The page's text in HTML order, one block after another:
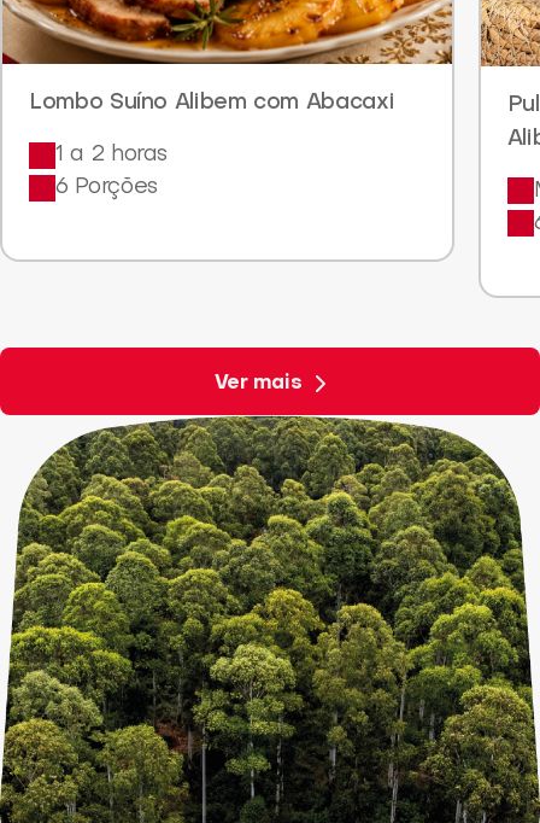
Lombo Suíno Alibem com Abacaxi
1 a 2 horas
6 Porções
Ver mais